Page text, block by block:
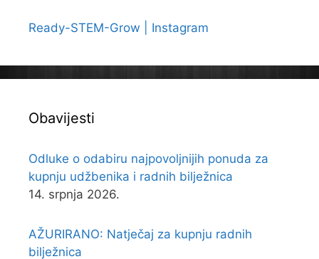
Ready-STEM-Grow | Instagram
Obavijesti
Odluke o odabiru najpovoljnijih ponuda za
kupnju udžbenika i radnih bilježnica
14. srpnja 2026.
AŽURIRANO: Natječaj za kupnju radnih
bilježnica